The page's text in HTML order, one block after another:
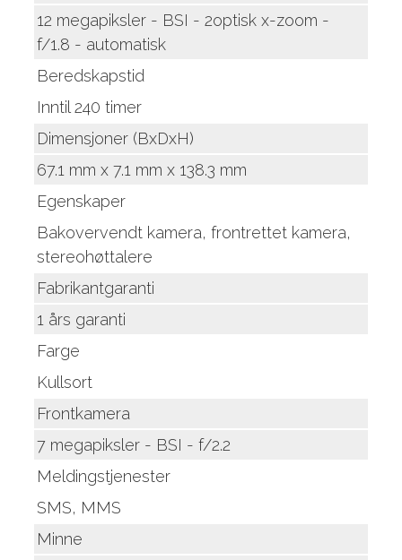
12 megapiksler - BSI - 2optisk x-zoom -
f/1.8 - automatisk
Beredskapstid
Inntil 240 timer
Dimensjoner (BxDxH)
67.1 mm x 7.1 mm x 138.3 mm
Egenskaper
Bakovervendt kamera, frontrettet kamera,
stereohøttalere
Fabrikantgaranti
1 års garanti
Farge
Kullsort
Frontkamera
7 megapiksler - BSI - f/2.2
Meldingstjenester
SMS, MMS
Minne